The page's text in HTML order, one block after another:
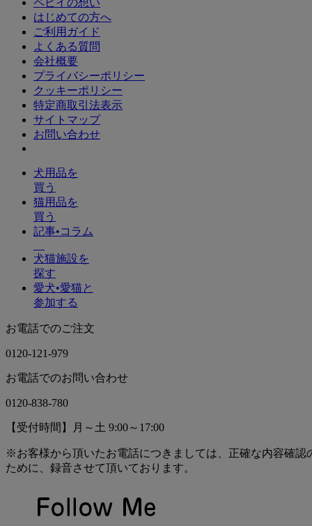
ペピイの想い
はじめての方へ
ご利用ガイド
よくある質問
会社概要
プライバシーポリシー
クッキーポリシー
特定商取引法表示
サイトマップ
お問い合わせ
犬用品を
買う
猫用品を
買う
記事•コラム
犬猫施設を
探す
愛犬•愛猫と
参加する
お電話でのご注文
0120-121-979
お電話でのお問い合わせ
0120-838-780
【受付時間】月～土 9:00～17:00
※お客様から頂いたお電話につきましては、正確な内容確認
ために、録音させて頂いております。